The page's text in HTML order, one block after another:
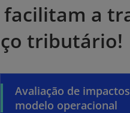
a
tributário!
Avaliação de
modelo operacional